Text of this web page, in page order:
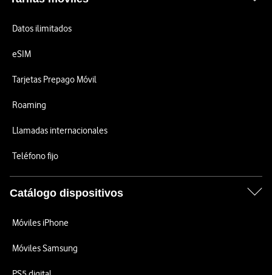
Datos ilimitados
eSIM
Tarjetas Prepago Móvil
Roaming
Llamadas internacionales
Teléfono fijo
Catálogo dispositivos
Móviles iPhone
Móviles Samsung